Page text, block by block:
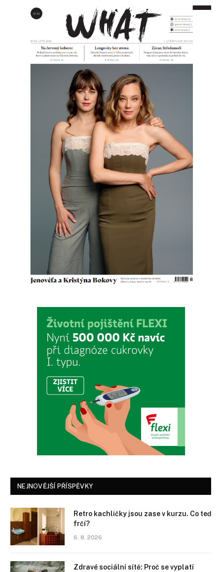
NEJNOVĚJŠÍ PŘÍSPĚVKY
Retro kachličky jsou zase v kurzu. Co teď
frčí?
6. 8. 2026
Zdravé sociální sítě: Proč se vyplatí